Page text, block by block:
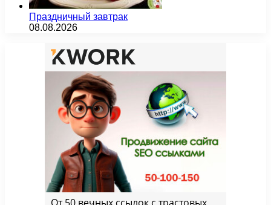
Праздничный завтрак
08.08.2026